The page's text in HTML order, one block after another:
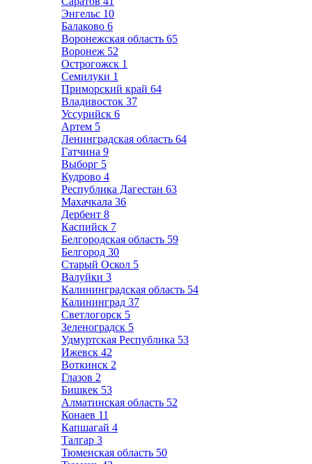
Энгельс 10
Балаково 6
Воронежская область 65
Воронеж 52
Острогожск 1
Семилуки 1
Приморский край 64
Владивосток 37
Уссурийск 6
Артем 5
Ленинградская область 64
Гатчина 9
Выборг 5
Кудрово 4
Республика Дагестан 63
Махачкала 36
Дербент 8
Каспийск 7
Белгородская область 59
Белгород 30
Старый Оскол 5
Валуйки 3
Калининградская область 54
Калининград 37
Светлогорск 5
Зеленоградск 5
Удмуртская Республика 53
Ижевск 42
Воткинск 2
Глазов 2
Бишкек 53
Алматинская область 52
Конаев 11
Капшагай 4
Талгар 3
Тюменская область 50